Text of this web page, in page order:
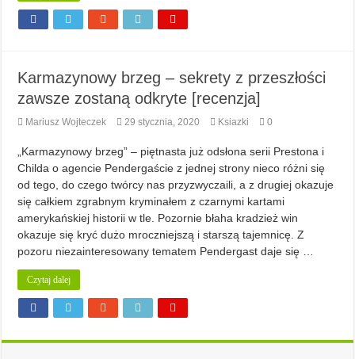
Karmazynowy brzeg – sekrety z przeszłości
zawsze zostaną odkryte [recenzja]
Mariusz Wojteczek 29 stycznia, 2020 Ksiazki 0
„Karmazynowy brzeg” – piętnasta już odsłona serii Prestona i
Childa o agencie Pendergaście z jednej strony nieco różni się
od tego, do czego twórcy nas przyzwyczaili, a z drugiej okazuje
się całkiem zgrabnym kryminałem z czarnymi kartami
amerykańskiej historii w tle. Pozornie błaha kradzież win
okazuje się kryć dużo mroczniejszą i starszą tajemnicę. Z
pozoru niezainteresowany tematem Pendergast daje się …
Czytaj dalej